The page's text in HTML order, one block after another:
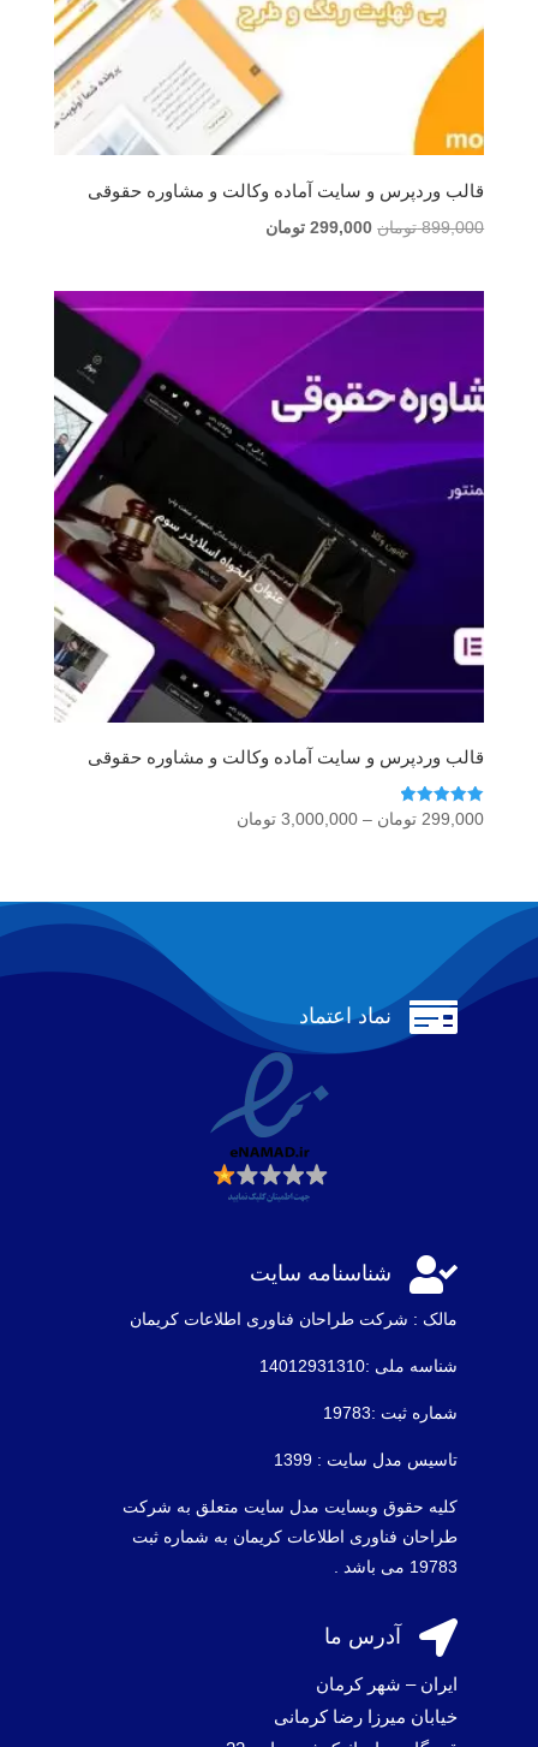
قالب وردپرس و سایت آماده وکالت و مشاوره حقوقی
899,000 تومان قیمت
بود.
299,000 تومانقیمت
است.
قالب وردپرس و سایت آماده وکالت و مشاوره حقوقی
امتیاز
5.00
299,000 تومان –
3,000,000 تومانمحدوده
تا
 نماد اعتماد
 شناسنامه سایت
مالک : شرکت طراحان فناوری اطلاعات كريمان
شناسه ملی :14012931310
شماره ثبت :19783
تاسیس مدل سایت : 1399
کلیه حقوق وبسایت مدل سایت متعلق به شرکت
طراحان فناوری اطلاعات کریمان به شماره ثبت
19783 می باشد .
 آدرس ما
ایران – شهر کرمان
خیابان میرزا رضا کرمانی